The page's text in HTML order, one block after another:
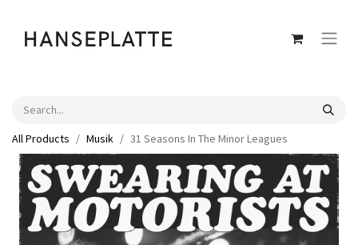
All Products Musik 31 Seasons In The Minor Leagues